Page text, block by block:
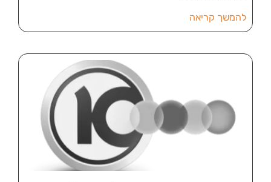
להמשך קריאה